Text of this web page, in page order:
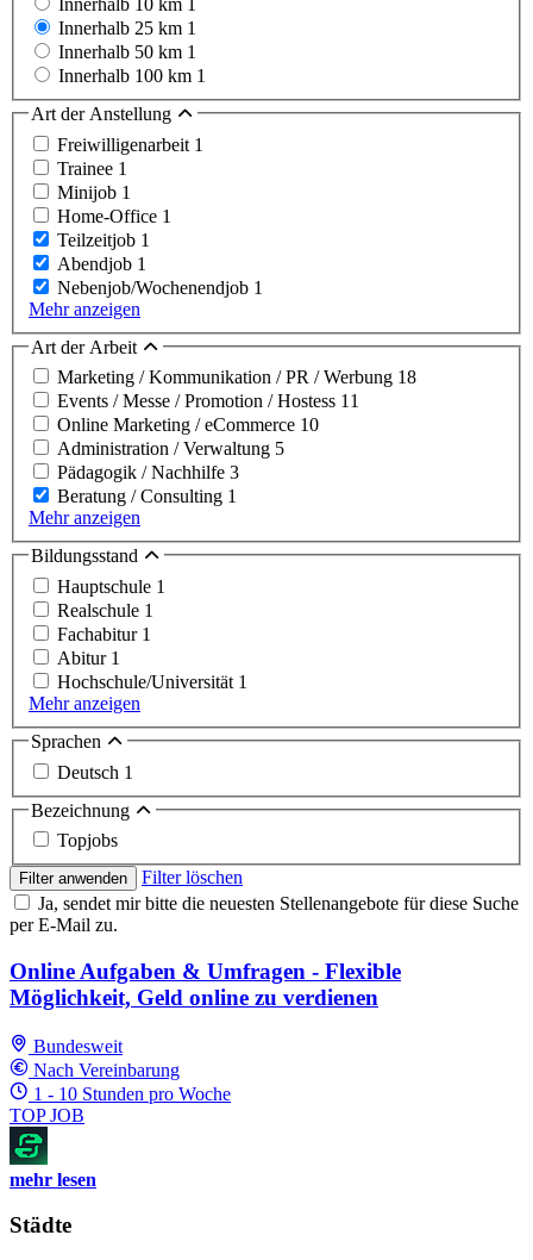
Innerhalb 10 km
Innerhalb 25 km 1
Innerhalb 50 km 1
Innerhalb 100 km 1
Art der Anstellung
Freiwilligenarbeit 1
Trainee 1
Minijob 1
Home-Office 1
Teilzeitjob 1
Abendjob 1
Nebenjob/Wochenendjob 1
Mehr anzeigen
Art der Arbeit
Marketing / Kommunikation / PR / Werbung 18
Events / Messe / Promotion / Hostess 11
Online Marketing / eCommerce 10
Administration / Verwaltung 5
Pädagogik / Nachhilfe 3
Beratung / Consulting 1
Mehr anzeigen
Bildungsstand
Hauptschule 1
Realschule 1
Fachabitur 1
Abitur 1
Hochschule/Universität 1
Mehr anzeigen
Sprachen
Deutsch 1
Bezeichnung
Topjobs
Filter anwenden
Filter löschen
Ja, sendet mir bitte die neuesten Stellenangebote für diese Suche
per E-Mail zu.
Online Aufgaben & Umfragen - Flexible
Möglichkeit, Geld online zu verdienen
Bundesweit
Nach Vereinbarung
1 - 10 Stunden pro Woche
TOP JOB
mehr lesen
Städte